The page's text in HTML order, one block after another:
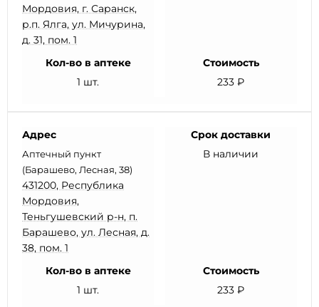
Мордовия, г. Саранск,
р.п. Ялга, ул. Мичурина,
д. 31, пом. 1
Кол-во в аптеке
1 шт.
Стоимость
233 ₽
Адрес
Аптечный пункт
(Барашево, Лесная, 38)
431200, Республика
Мордовия,
Теньгушевский р-н, п.
Барашево, ул. Лесная, д.
38, пом. 1
Срок доставки
В наличии
Кол-во в аптеке
1 шт.
Стоимость
233 ₽